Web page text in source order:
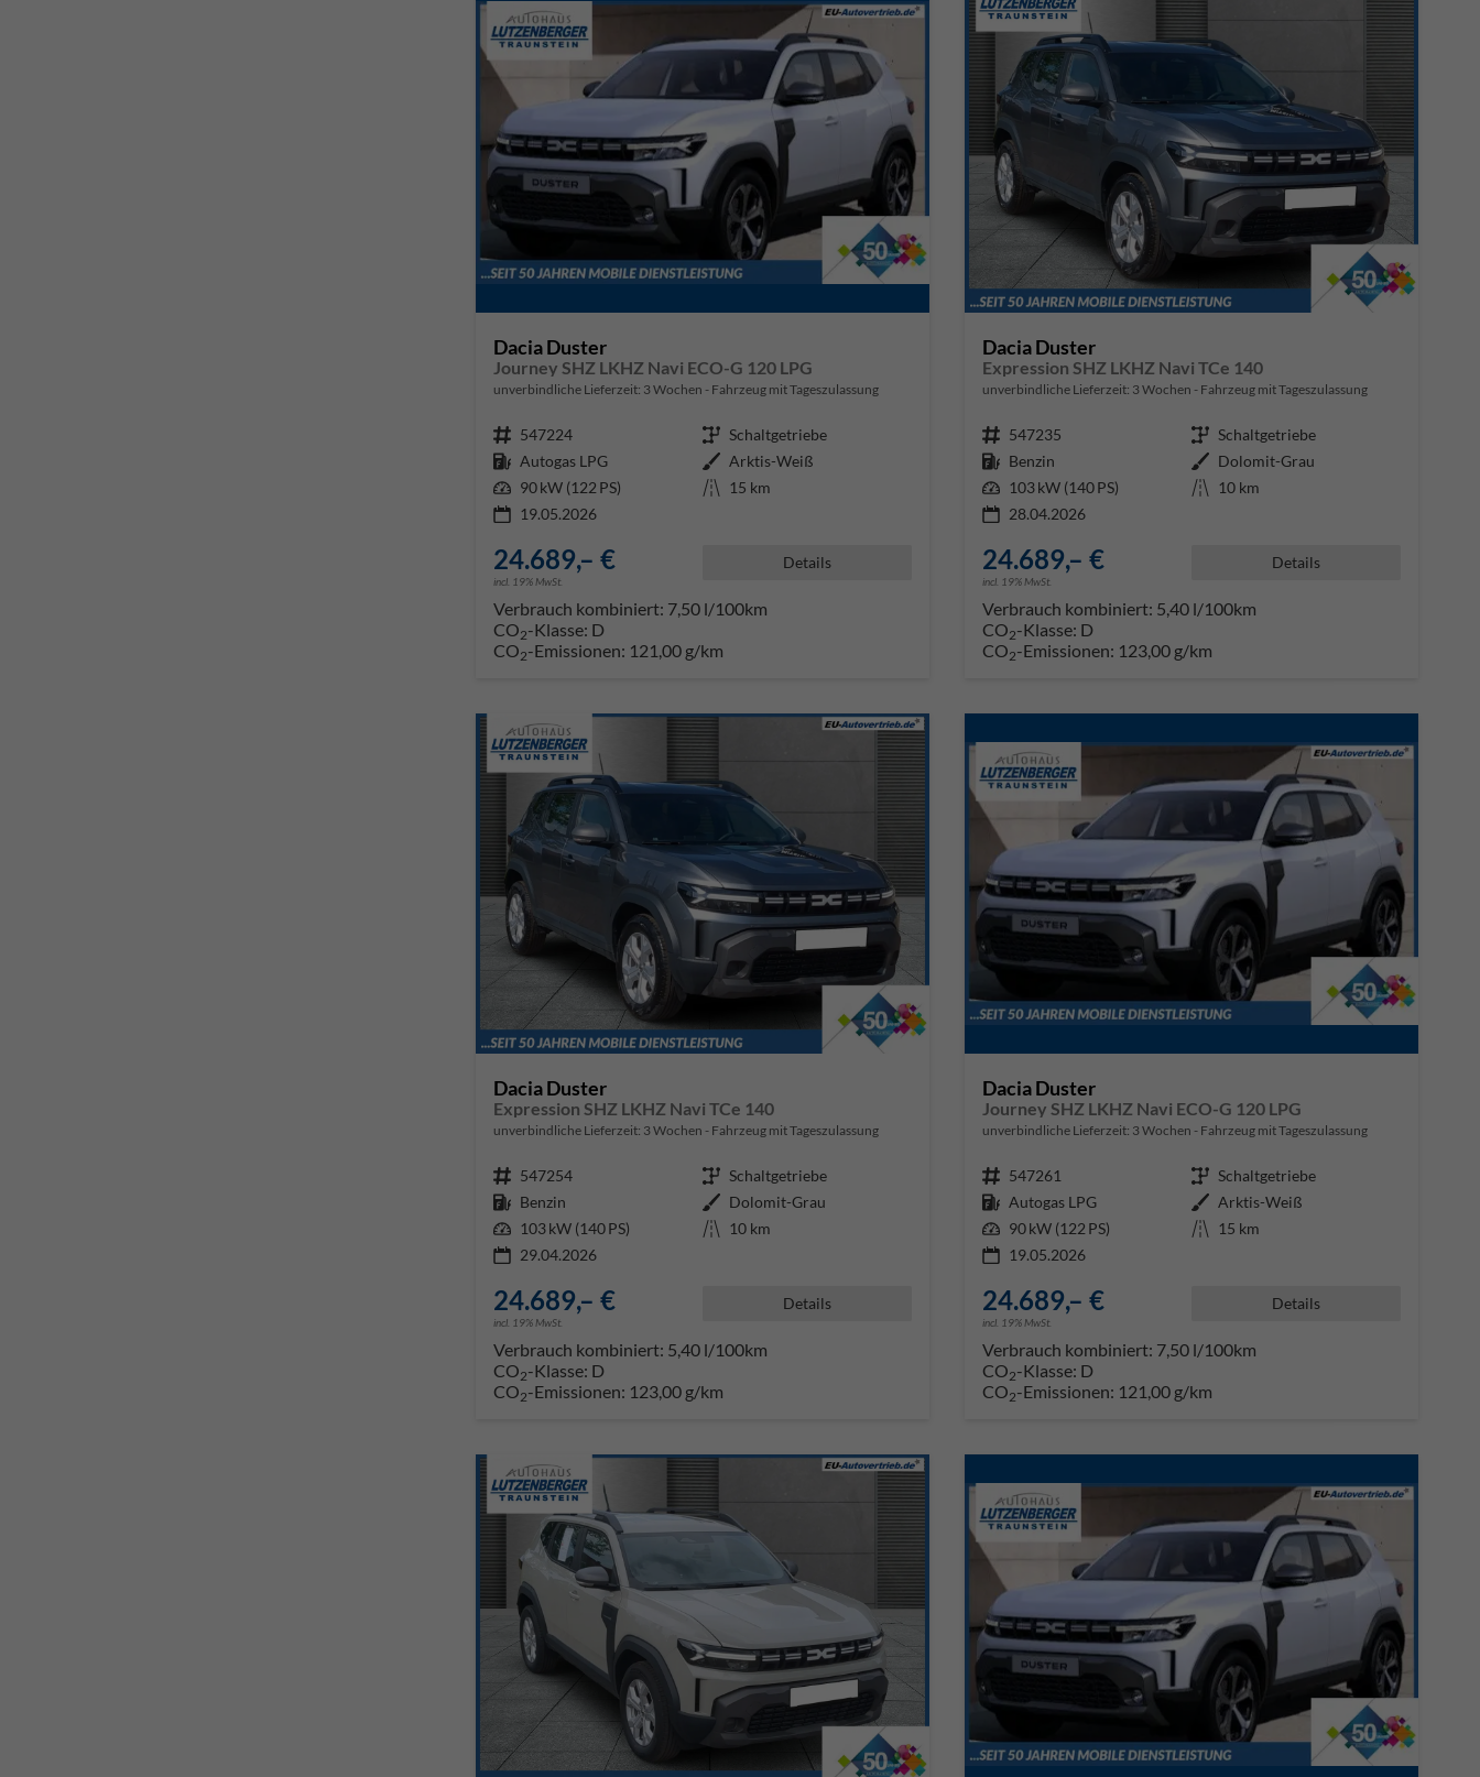
Dacia Duster
Journey SHZ LKHZ Navi ECO-G 120 LPG
unverbindliche Lieferzeit: 3 Wochen Fahrzeug mit Tageszulassung
Fahrzeugnr. 547224 Getriebe Schaltgetriebe
Kraftstoff Autogas LPG Außenfarbe Arktis-Weiß
Leistung 90 kW (122 PS) Kilometerstand 15 km
19.05.2026
24.689,– €
incl. 19% MwSt.
Details
Verbrauch kombiniert: 7,50 l/100km
CO2-Klasse: D
CO2-Emissionen: 121,00 g/km
Dacia Duster
Expression SHZ LKHZ Navi TCe 140
unverbindliche Lieferzeit: 3 Wochen Fahrzeug mit Tageszulassung
Fahrzeugnr. 547235 Getriebe Schaltgetriebe
Kraftstoff Benzin Außenfarbe Dolomit-Grau
Leistung 103 kW (140 PS) Kilometerstand 10 km
28.04.2026
24.689,– €
incl. 19% MwSt.
Details
Verbrauch kombiniert: 5,40 l/100km
CO2-Klasse: D
CO2-Emissionen: 123,00 g/km
Dacia Duster
Expression SHZ LKHZ Navi TCe 140
unverbindliche Lieferzeit: 3 Wochen Fahrzeug mit Tageszulassung
Fahrzeugnr. 547254 Getriebe Schaltgetriebe
Kraftstoff Benzin Außenfarbe Dolomit-Grau
Leistung 103 kW (140 PS) Kilometerstand 10 km
29.04.2026
24.689,– €
incl. 19% MwSt.
Details
Verbrauch kombiniert: 5,40 l/100km
CO2-Klasse: D
CO2-Emissionen: 123,00 g/km
Dacia Duster
Journey SHZ LKHZ Navi ECO-G 120 LPG
unverbindliche Lieferzeit: 3 Wochen Fahrzeug mit Tageszulassung
Fahrzeugnr. 547261 Getriebe Schaltgetriebe
Kraftstoff Autogas LPG Außenfarbe Arktis-Weiß
Leistung 90 kW (122 PS) Kilometerstand 15 km
19.05.2026
24.689,– €
incl. 19% MwSt.
Details
Verbrauch kombiniert: 7,50 l/100km
CO2-Klasse: D
CO2-Emissionen: 121,00 g/km